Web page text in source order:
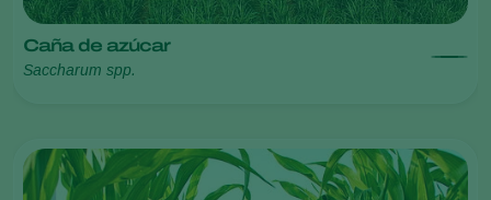
Caña de azúcar
Saccharum spp.